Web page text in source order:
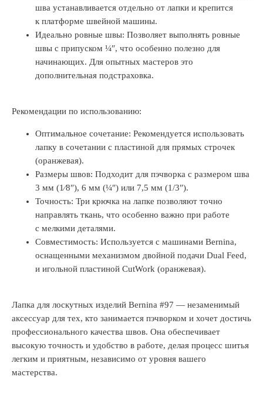
шва устанавливается отдельно от лапки и крепится
к платформе швейной машины.
Идеально ровные швы: Позволяет выполнять ровные
швы с припуском ¼″, что особенно полезно для
начинающих. Для опытных мастеров это
дополнительная подстраховка.
Рекомендации по использованию:
Оптимальное сочетание: Рекомендуется использовать
лапку в сочетании с пластиной для прямых строчек
(оранжевая).
Размеры швов: Подходит для пэчворка с размером шва
3 мм (1⁄8″), 6 мм (¼″) или 7,5 мм (1/3″).
Точность: Три крючка на лапке позволяют точно
направлять ткань, что особенно важно при работе
с мелкими деталями.
Совместимость: Используется с машинами Bernina,
оснащенными механизмом двойной подачи Dual Feed,
и игольной пластиной CutWork (оранжевая).
Лапка для лоскутных изделий Bernina #97 — незаменимый
аксессуар для тех, кто занимается пэчворком и хочет достичь
профессионального качества швов. Она обеспечивает
высокую точность и удобство в работе, делая процесс шитья
легким и приятным, независимо от уровня вашего
мастерства.